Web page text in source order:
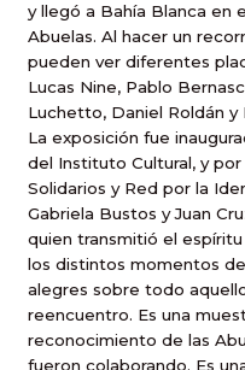
y llegó a Bahía Blanca en
Abuelas. Al hacer un
pueden ver diferentes
Lucas Nine, Pablo
Luchetto, Daniel Roldán y
La exposición fue
del Instituto Cultural, y
Solidarios y Red por la
Gabriela Bustos y Juan
quien transmitió el espíritu
los distintos momentos
alegres sobre todo
reencuentro. Es una
reconocimiento de las
fueron colaborando. Es